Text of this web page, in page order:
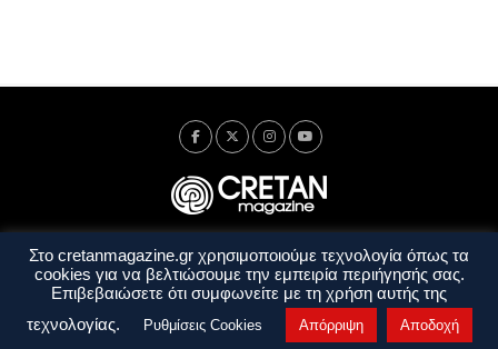
Ταυτότητα Πολιτική Απορρήτου
Όροι Χρήσης
Όροι και Προϋποθέσεις
Στο cretanmagazine.gr χρησιμοποιούμε τεχνολογία όπως τα
cookies για να βελτιώσουμε την εμπειρία περιήγησής σας.
Επιβεβαιώσετε ότι συμφωνείτε με τη χρήση αυτής της
τεχνολογίας.
Ρυθμίσεις Cookies Απόρριψη Αποδοχή